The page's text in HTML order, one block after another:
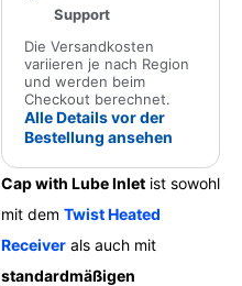
Support
Die Versandkosten
variieren je nach Region
und werden beim
Checkout berechnet.
Alle Details vor der
Bestellung ansehen
Cap with Lube Inletist sowohl
mit dem Twist Heated
Receiver als auch mit
standardmäßigen